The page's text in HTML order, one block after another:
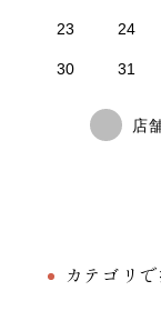
カテゴリ
23 24
30 31
店